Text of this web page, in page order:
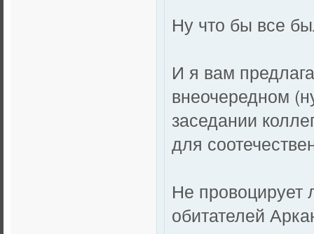
Ну что бы все
И я вам
внеочередном
заседании
для
Не провоцирует
обитателей